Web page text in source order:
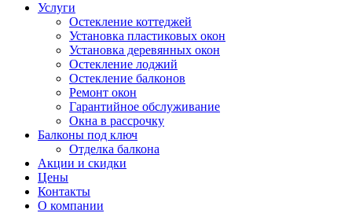
Услуги
Остекление коттеджей
Установка пластиковых окон
Установка деревянных окон
Остекление лоджий
Остекление балконов
Ремонт окон
Гарантийное обслуживание
Окна в рассрочку
Балконы под ключ
Отделка балкона
Акции и скидки
Цены
Контакты
О компании